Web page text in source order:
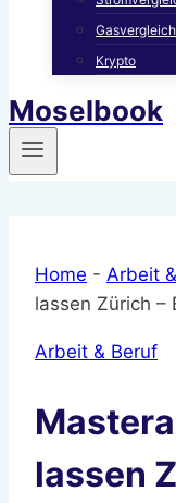
Krypto
Moselbook
Home - Arbeit
lassen Zürich –
Arbeit & Beruf
lassen